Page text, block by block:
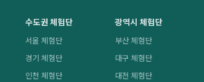
수도권 체험단
서울 체험단
경기 체험단
인천 체험단
광역시 체험단
부산 체험단
대구 체험단
대전 체험단